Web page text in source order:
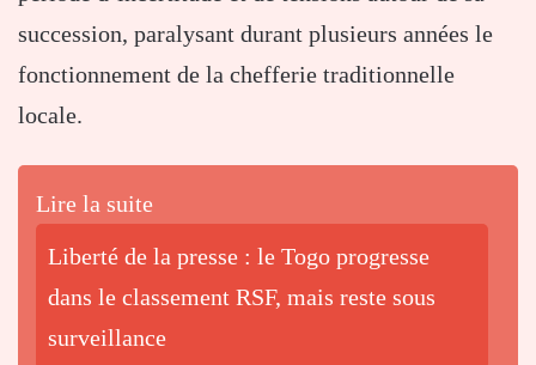
succession, paralysant durant plusieurs années le
fonctionnement de la chefferie traditionnelle
locale.
Lire la suite
Liberté de la presse : le Togo progresse
dans le classement RSF, mais reste sous
surveillance